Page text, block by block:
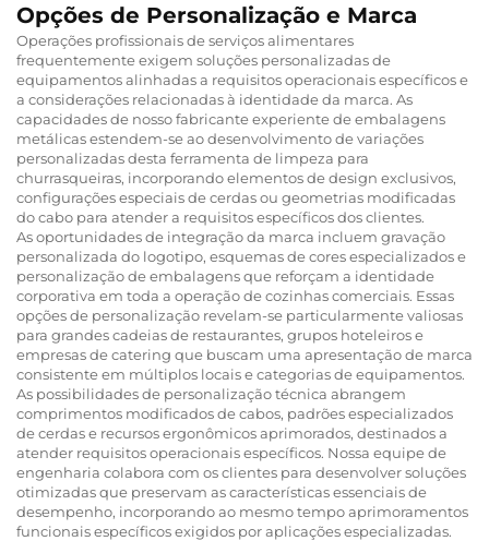
Opções de Personalização e Marca
Operações profissionais de serviços alimentares
frequentemente exigem soluções personalizadas de
equipamentos alinhadas a requisitos operacionais específicos e
a considerações relacionadas à identidade da marca. As
capacidades de nosso fabricante experiente de embalagens
metálicas estendem-se ao desenvolvimento de variações
personalizadas desta ferramenta de limpeza para
churrasqueiras, incorporando elementos de design exclusivos,
configurações especiais de cerdas ou geometrias modificadas
do cabo para atender a requisitos específicos dos clientes.
As oportunidades de integração da marca incluem gravação
personalizada do logotipo, esquemas de cores especializados e
personalização de embalagens que reforçam a identidade
corporativa em toda a operação de cozinhas comerciais. Essas
opções de personalização revelam-se particularmente valiosas
para grandes cadeias de restaurantes, grupos hoteleiros e
empresas de catering que buscam uma apresentação de marca
consistente em múltiplos locais e categorias de equipamentos.
As possibilidades de personalização técnica abrangem
comprimentos modificados de cabos, padrões especializados
de cerdas e recursos ergonômicos aprimorados, destinados a
atender requisitos operacionais específicos. Nossa equipe de
engenharia colabora com os clientes para desenvolver soluções
otimizadas que preservam as características essenciais de
desempenho, incorporando ao mesmo tempo aprimoramentos
funcionais específicos exigidos por aplicações especializadas.